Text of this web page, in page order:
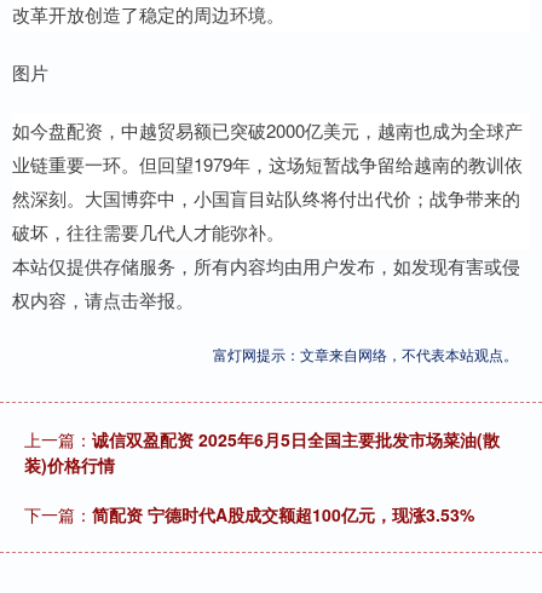
改革开放创造了稳定的周边环境。
图片
如今盘配资，中越贸易额已突破2000亿美元，越南也成为全球产
业链重要一环。但回望1979年，这场短暂战争留给越南的教训依
然深刻。大国博弈中，小国盲目站队终将付出代价；战争带来的
破坏，往往需要几代人才能弥补。
本站仅提供存储服务，所有内容均由用户发布，如发现有害或侵
权内容，请点击举报。
富灯网提示：文章来自网络，不代表本站观点。
上一篇： 诚信双盈配资 2025年6月5日全国主要批发市场菜油(散
装)价格行情
下一篇： 简配资 宁德时代A股成交额超100亿元，现涨3.53%